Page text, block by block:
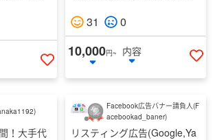
いいねする
31 0
10,000円~
内容
い
)
！大手代
Facebook広告バナー請負人(F
acebookad_baner)
リスティング広告(Google,Ya